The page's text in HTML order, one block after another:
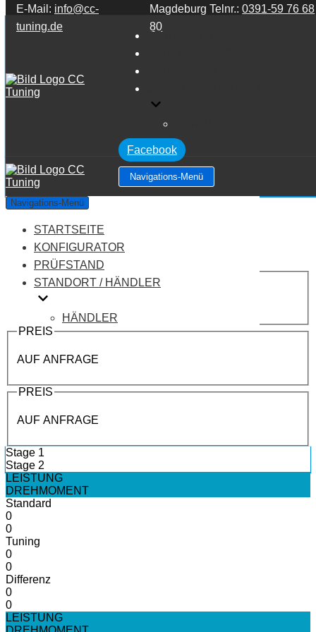
Zum Inhalt springen
E-Mail: info@cc-
tuning.de
Magdeburg Telnr.:0391-59 76 68
80
STARTSEITE
Facebook
Navigations-Menü
Navigations-Menü
STARTSEITE
KONFIGURATOR
PRÜFSTAND
STANDORT / HÄNDLER
HÄNDLER
Mini F54 Clubman F54 ONE
Leistung:102 PS
Drehmoment: 180 NM
Motortyp:Benziner
PREIS
AUF ANFRAGE
PREIS
AUF ANFRAGE
PREIS
AUF ANFRAGE
Stage 1
Stage 2
LEISTUNG
DREHMOMENT
Standard
0
0
Tuning
0
0
Differenz
0
0
LEISTUNG